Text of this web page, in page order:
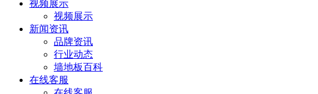
视频展示
视频展示
新闻资讯
品牌资讯
行业动态
墙地板百科
在线客服